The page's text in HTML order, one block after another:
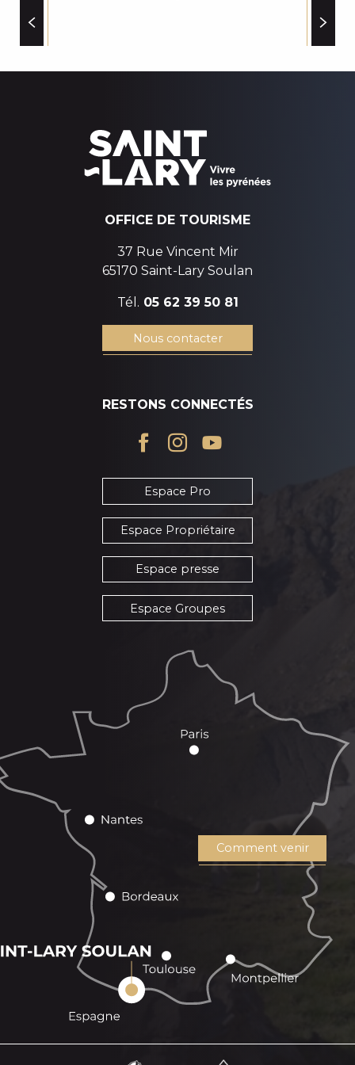
OFFICE DE TOURISME
37 Rue Vincent Mir
65170 Saint-Lary Soulan
Tél. 05 62 39 50 81
Nous contacter
RESTONS CONNECTÉS
Espace Pro
Espace Propriétaire
Espace presse
Espace Groupes
Comment venir